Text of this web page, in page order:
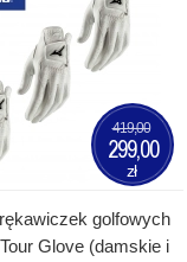
golfowych
Glove (damskie i
419,00
299,00
zł